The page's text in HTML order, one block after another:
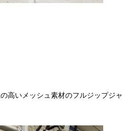
高いメッシュ素材のフルジップジャ